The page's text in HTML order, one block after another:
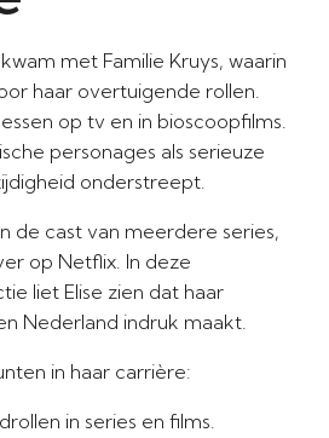
met Familie Kruys, waarin
haar overtuigende rollen.
op tv en in bioscoopfilms.
personages als serieuze
onderstreept.
de cast van meerdere series,
op Netflix. In deze
liet Elise zien dat haar
Nederland indruk maakt.
in haar carrière:
in series en films.